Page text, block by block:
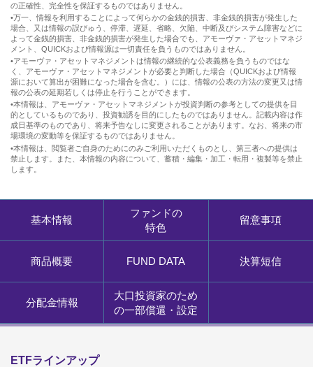
の正確性、完全性を保証するものではありません。
•万一、情報を利用することによって何らかの金銭的損害、非金銭的損害が発生した
場合、又は情報の誤びゅう、停滞、遅延、省略、欠陥、中断及びシステム障害などに
よって金銭的損害、非金銭的損害が発生した場合でも、アモーヴァ・アセットマネジ
メント、QUICKおよび情報源は一切責任を負うものではありません。
•アモーヴァ・アセットマネジメントは情報の継続的な公表義務を負うものではな
く、アモーヴァ・アセットマネジメントが必要と判断した場合（QUICKおよび情報
源において算出が困難になった場合を含む。）には、情報の公表の方法の変更又は情
報の公表の延期若しくは停止を行うことができます。
•本情報は、アモーヴァ・アセットマネジメントが投資判断の参考としての提供を目
的としているものであり、投資勧誘を目的にしたものではありません。記載内容は作
成日基準のものであり、将来予告なしに変更されることがあります。なお、将来の市
場環境の変動等を保証するものではありません。
•本情報は、閲覧者ご自身のためにのみご利用いただくものとし、第三者への提供は
禁止します。また、本情報の内容について、蓄積・編集・加工・転用・複製等を禁止
します。
基本情報
ファンドの
特色
留意事項
商品概要 FUND DATA 決算短信
分配金情報
大口投資家のため
の一部償還・設定
ETFラインアップ